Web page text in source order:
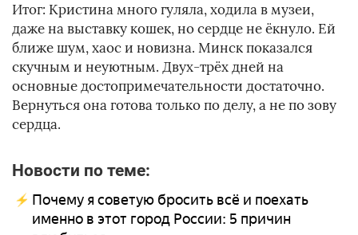
Итог: Кристина много гуляла, ходила в музеи,
даже на выставку кошек, но сердце не ёкнуло. Ей
ближе шум, хаос и новизна. Минск показался
скучным и неуютным. Двух-трёх дней на
основные достопримечательности достаточно.
Вернуться она готова только по делу, а не по зову
сердца.
Новости по теме:
Почему я советую бросить всё и поехать
именно в этот город России: 5 причин